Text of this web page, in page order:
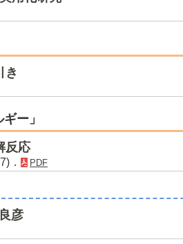
き
ー」
反応
． PDF
彦